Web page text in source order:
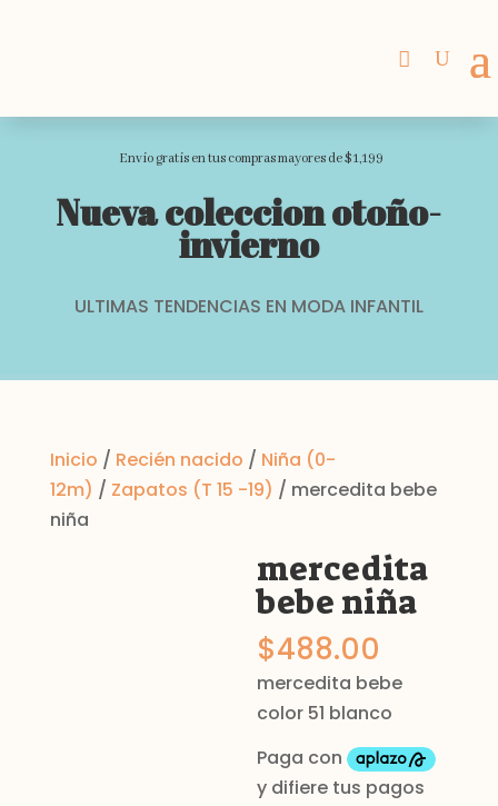
Envio gratis en tus compras mayores de $1,199
Nueva coleccion otoño-
invierno
ULTIMAS TENDENCIAS EN MODA INFANTIL
Inicio / Recién nacido / Niña (0-
12m) / Zapatos (T 15 -19) / mercedita bebe
niña
mercedita
bebe niña
$488.00
mercedita bebe
color 51 blanco